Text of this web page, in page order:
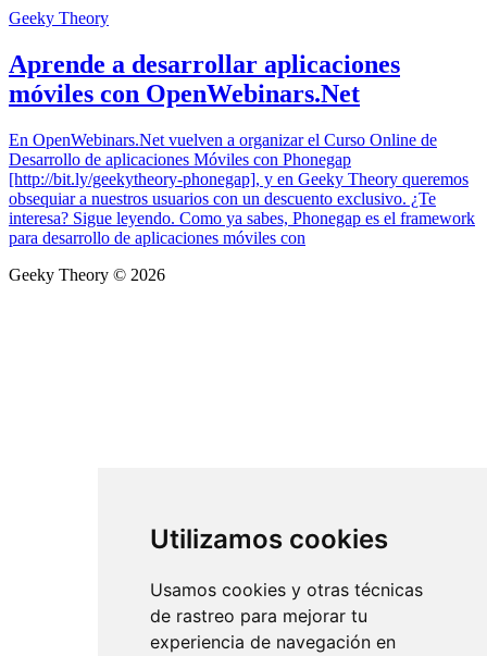
Utilizamos cookies
Usamos cookies y otras técnicas
de rastreo para mejorar tu
experiencia de navegación en
Geeky Theory
Aprende a desarrollar aplicaciones
móviles con OpenWebinars.Net
En OpenWebinars.Net vuelven a organizar el Curso Online de
Desarrollo de aplicaciones Móviles con Phonegap
[http://bit.ly/geekytheory-phonegap], y en Geeky Theory queremos
obsequiar a nuestros usuarios con un descuento exclusivo. ¿Te
interesa? Sigue leyendo. Como ya sabes, Phonegap es el framework
para desarrollo de aplicaciones móviles con
Geeky Theory © 2026